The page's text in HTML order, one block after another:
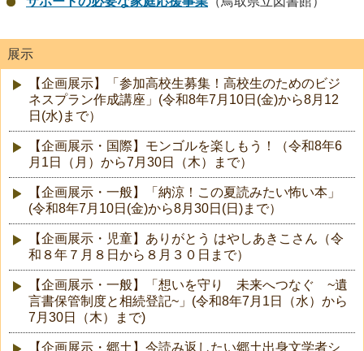
展示
【企画展示】「参加高校生募集！高校生のためのビジ
ネスプラン作成講座」(令和8年7月10日(金)から8月12
日(水)まで）
【企画展示・国際】モンゴルを楽しもう！（令和8年6
月1日（月）から7月30日（木）まで）
【企画展示・一般】「納涼！この夏読みたい怖い本」
(令和8年7月10日(金)から8月30日(日)まで）
【企画展示・児童】ありがとう はやしあきこさん（令
和８年７月８日から８月３０日まで）
【企画展示・一般】「想いを守り 未来へつなぐ ~遺
言書保管制度と相続登記~」(令和8年7月1日（水）から
7月30日（木）まで)
【企画展示・郷土】今読み返したい郷土出身文学者シ